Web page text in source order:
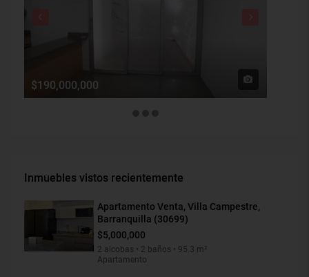
$190,000,000
Inmuebles vistos recientemente
Apartamento Venta, Villa Campestre,
Barranquilla (30699)
$5,000,000
2 alcobas • 2 baños • 95.3 m²
Apartamento